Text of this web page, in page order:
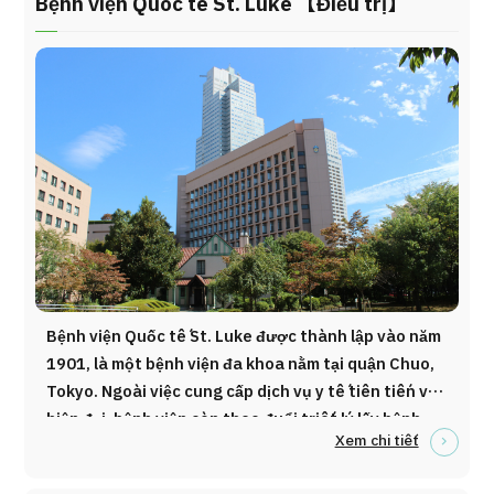
Được thiết kế như một cơ sở thành viên, tầng dịch
vụ của chúng tôi mang đến không gian lý tưởng để
bạn thư giãn, tận hưởng một ngày thoải mái bên gia
Bệnh viện Quốc tế St. Luke được thành lập vào năm
1901, là một bệnh viện đa khoa nằm tại quận Chuo,
Tokyo. Ngoài việc cung cấp dịch vụ y tế tiên tiến và
hiện đại, bệnh viện còn theo đuổi triết lý lấy bệnh
nhân làm trung tâm, mang đến chất lượng điều trị
Xem chi tiết